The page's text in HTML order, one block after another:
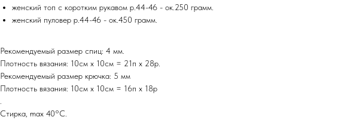
женский топ с коротким рукавом р.44-46 - ок.250 грамм.
женский пуловер р.44-46 - ок.450 грамм.
Рекомендуемый размер спиц: 4 мм.
Плотность вязания: 10см х 10см = 21п х 28р.
Рекомендуемый размер крючка: 5 мм
Плотность вязания: 10см х 10см = 16п х 18р
Стирка, max 40°C.